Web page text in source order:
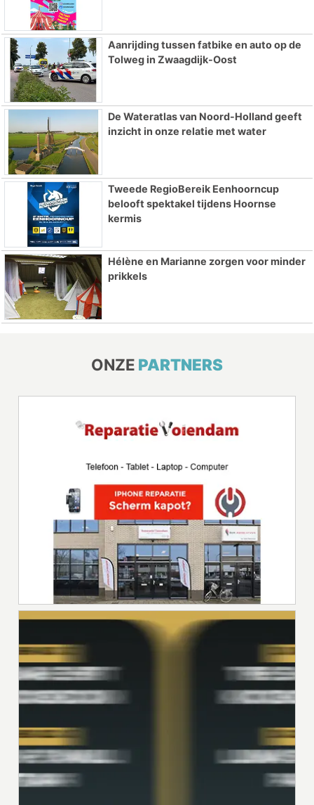
Aanrijding tussen fatbike en auto op de
Tolweg in Zwaagdijk-Oost
De Wateratlas van Noord-Holland geeft
inzicht in onze relatie met water
Tweede RegioBereik Eenhoorncup
belooft spektakel tijdens Hoornse
kermis
Hélène en Marianne zorgen voor minder
prikkels
ONZE PARTNERS